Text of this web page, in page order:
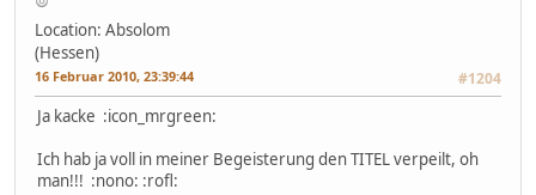
Location: Absolom
(Hessen)
16 Februar 2010, 23:39:44 #1204
Ja kacke :icon_mrgreen:
Ich hab ja voll in meiner Begeisterung den TITEL verpeilt, oh
man!!! :nono: :rofl: